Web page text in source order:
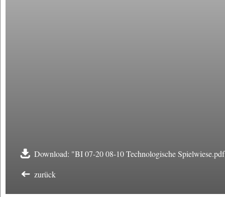
Download: "BI 07-20 08-10 Technologische
zurück